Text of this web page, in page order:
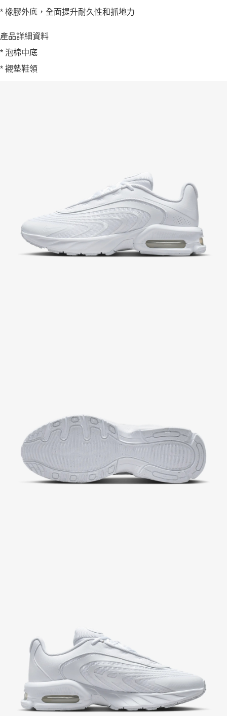
* 橡膠外底，全面提升耐久性和抓地力
產品詳細資料
* 泡棉中底
* 襯墊鞋領